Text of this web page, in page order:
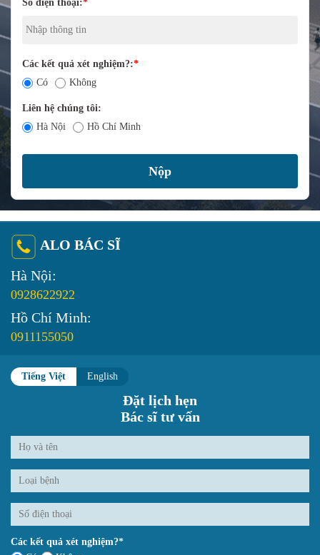
Số điện thoại:*
Các kết quả xét nghiệm?:*
Có
Không
Liên hệ chúng tôi:
Hà Nội
Hồ Chí Minh
ALO BÁC SĨ
Hà Nội:
0928622922
Hồ Chí Minh:
0911155050
Tiếng Việt English
Đặt lịch hẹn
Bác sĩ tư vấn
Các kết quả xét nghiệm?*